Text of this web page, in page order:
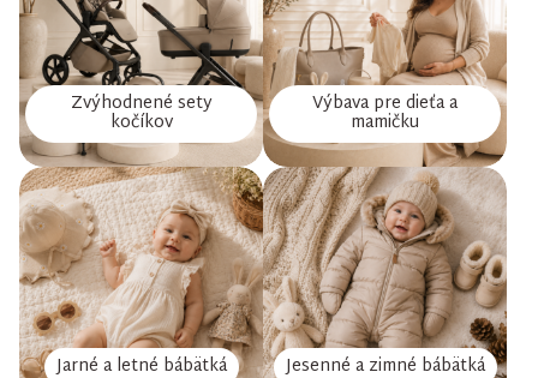
Zvýhodnené sety
kočíkov
Výbava pre dieťa a
mamičku
Jarné a letné bábätká Jesenné a zimné bábätká